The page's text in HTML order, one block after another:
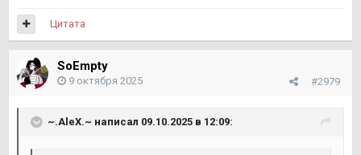
Цитата
SoEmpty
#2979
9 октября 2025
~.AleX.~ написал 09.10.2025 в 12:09: